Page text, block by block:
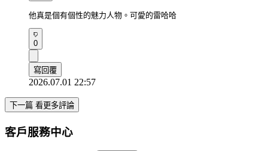
他真是個有個性的魅力人物。可愛的雷哈哈
0
寫回覆
2026.07.01 22:57
下一篇 看更多評論
客戶服務中心